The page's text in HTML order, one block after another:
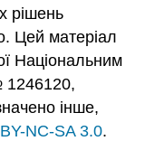
рішень
Цей матеріал
Національним
1246120,
інше,
NC-SA 3.0.